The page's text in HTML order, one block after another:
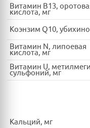
Витамин B13,
кислота, мг
Коэнзим Q10,
Витамин N, липоевая
кислота, мг
Витамин U,
сульфоний, мг
Кальций, мг